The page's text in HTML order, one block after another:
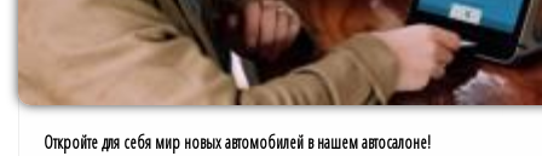
Откройте для себя мир новых автомобилей в нашем автосалоне!